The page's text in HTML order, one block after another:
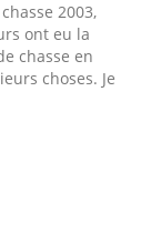
2003,
ont eu la
chasse en
choses. Je